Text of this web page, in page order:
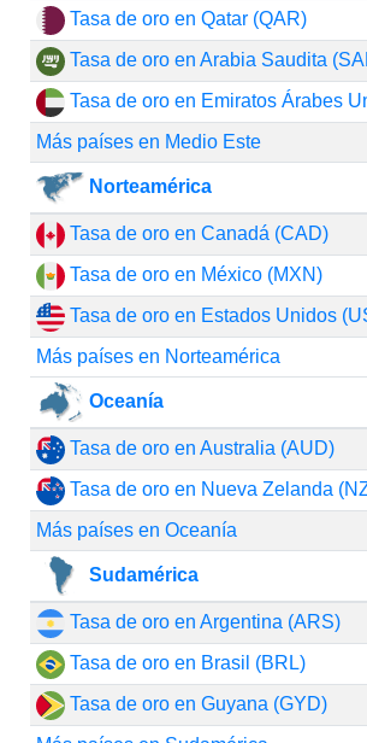
Tasa de oro en Qatar (QAR)
Tasa de oro en Arabia Saudita
Tasa de oro en Emiratos Árabes
Más países en Medio Este
Norteamérica
Tasa de oro en Canadá (CAD)
Tasa de oro en México (MXN)
Tasa de oro en Estados Unidos
Más países en Norteamérica
Oceanía
Tasa de oro en Australia (AUD)
Tasa de oro en Nueva Zelanda
Más países en Oceanía
Sudamérica
Tasa de oro en Argentina (ARS)
Tasa de oro en Brasil (BRL)
Tasa de oro en Guyana (GYD)